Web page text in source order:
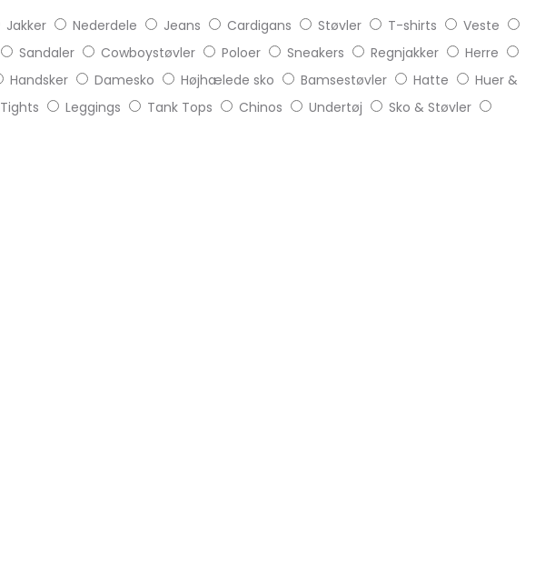
Jakker Nederdele Jeans Cardigans Støvler T-shirts
Veste
Sandaler Cowboystøvler Poloer Sneakers Regnjakker
Herre
Handsker Damesko Højhælede sko Bamsestøvler Hatte
Huer &
Tights Leggings Tank Tops Chinos Undertøj
Sko & Støvler